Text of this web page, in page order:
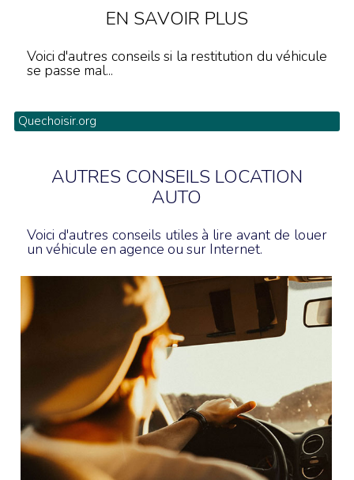
EN SAVOIR PLUS
Voici d'autres conseils si la restitution du véhicule
se passe mal...
Quechoisir.org
AUTRES CONSEILS LOCATION
AUTO
Voici d'autres conseils utiles à lire avant de louer
un véhicule en agence ou sur Internet.